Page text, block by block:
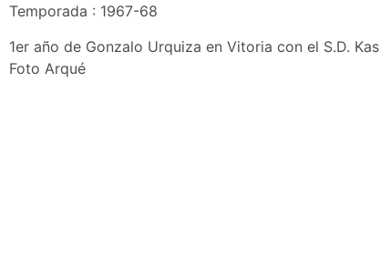
Temporada : 1967-68
1er año de Gonzalo Urquiza en Vitoria con el S.D. Kas
Foto Arqué